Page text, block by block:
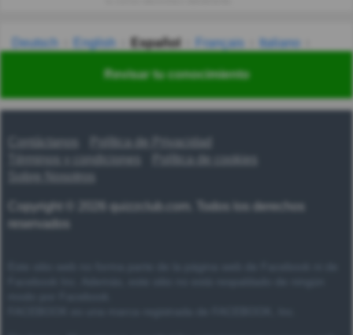
Revisar tu conocimiento
Deutsch English Español Français
Italiano
Українська हिन्दी 한국어 汉语
Contáctanos
Política de Privacidad
Términos y condiciones
Copyright © 2026 quizzclub.com. Todos los derechos
reservados